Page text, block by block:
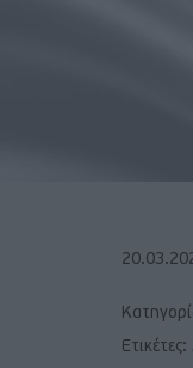
Ετικέτες: